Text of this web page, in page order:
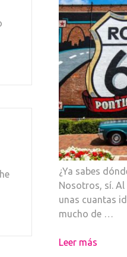
¿Ya sabes
Nosotros, sí.
unas cuantas
mucho de …
Leer más